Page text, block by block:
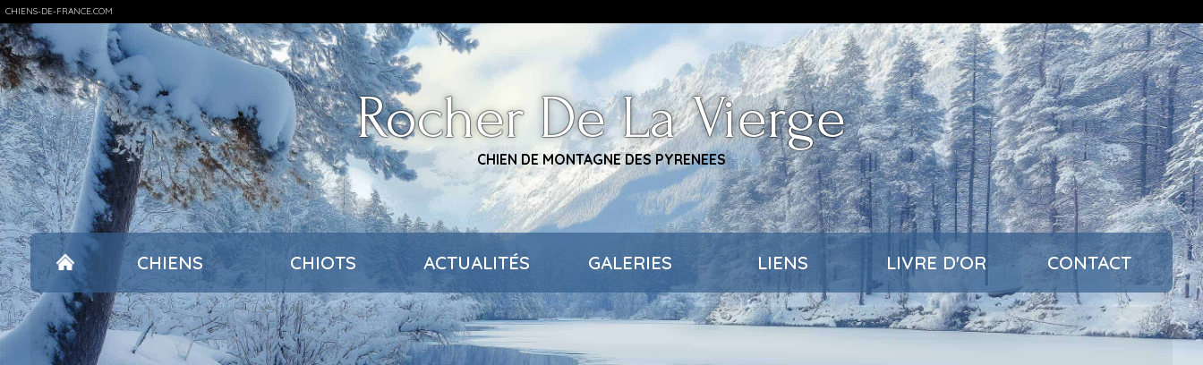
CHIENS-DE-FRANCE.COM
Rocher De La Vierge
CHIEN DE MONTAGNE DES PYRENEES
CHIENS CHIOTS ACTUALITÉS GALERIES LIENS LIVRE D'OR CONTACT